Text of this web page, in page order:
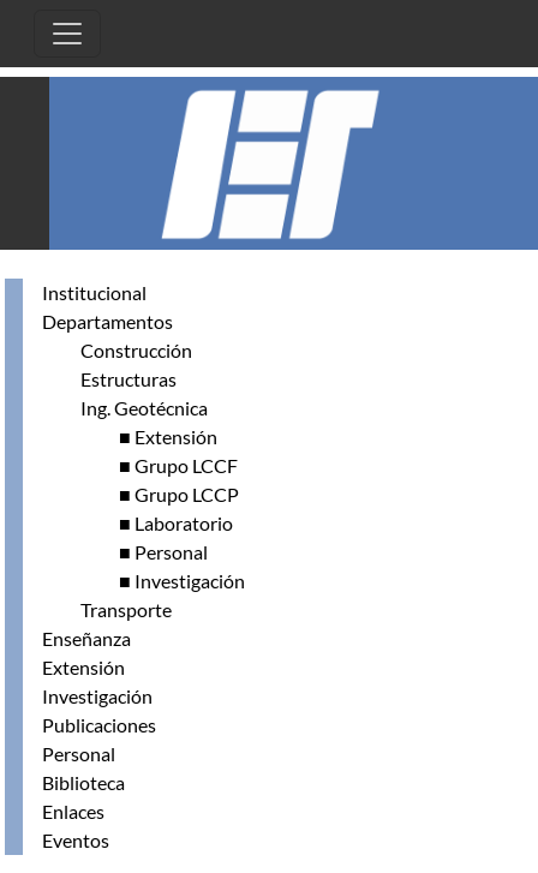
Institucional
Departamentos
Construcción
Estructuras
Ing. Geotécnica
■ Extensión
■ Grupo LCCF
■ Grupo LCCP
■ Laboratorio
■ Personal
■ Investigación
Transporte
Enseñanza
Extensión
Investigación
Publicaciones
Personal
Biblioteca
Enlaces
Eventos